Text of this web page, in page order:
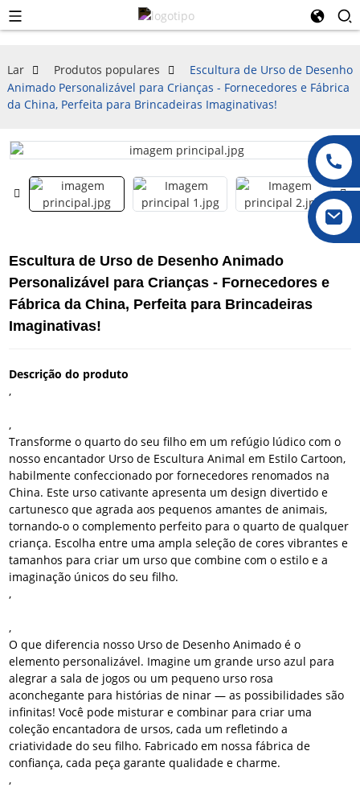
Lar Produtos populares
Escultura de Urso de Desenho
Animado Personalizável para Crianças - Fornecedores e Fábrica
da China, Perfeita para Brincadeiras Imaginativas!
Escultura de Urso de Desenho Animado
Personalizável para Crianças - Fornecedores e
Fábrica da China, Perfeita para Brincadeiras
Imaginativas!
Descrição do produto
,
,
Transforme o quarto do seu filho em um refúgio lúdico com o
nosso encantador Urso de Escultura Animal em Estilo Cartoon,
habilmente confeccionado por fornecedores renomados na
China. Este urso cativante apresenta um design divertido e
cartunesco que agrada aos pequenos amantes de animais,
tornando-o o complemento perfeito para o quarto de qualquer
criança. Escolha entre uma ampla seleção de cores vibrantes e
tamanhos para criar um urso que combine com o estilo e a
imaginação únicos do seu filho.
,
,
O que diferencia nosso Urso de Desenho Animado é o
elemento personalizável. Imagine um grande urso azul para
alegrar a sala de jogos ou um pequeno urso rosa
aconchegante para histórias de ninar — as possibilidades são
infinitas! Você pode misturar e combinar para criar uma
coleção encantadora de ursos, cada um refletindo a
criatividade do seu filho. Fabricado em nossa fábrica de
confiança, cada peça garante qualidade e charme.
,